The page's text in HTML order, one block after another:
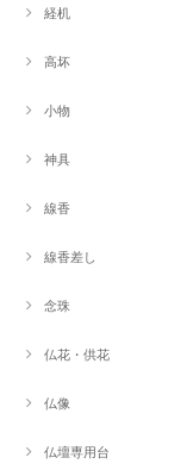
経机
高坏
小物
神具
線香
線香差し
念珠
仏花・供花
仏像
仏壇専用台